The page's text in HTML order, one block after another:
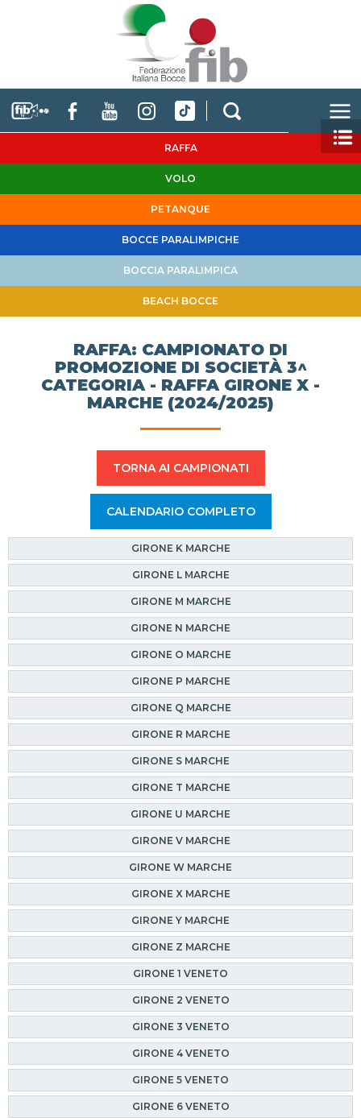
RAFFA
VOLO
PETANQUE
BOCCE PARALIMPICHE
BOCCIA PARALIMPICA
BEACH BOCCE
RAFFA: CAMPIONATO DI
PROMOZIONE DI SOCIETÀ 3^
CATEGORIA - RAFFA GIRONE X -
MARCHE (2024/2025)
TORNA AI CAMPIONATI
CALENDARIO COMPLETO
GIRONE K MARCHE
GIRONE L MARCHE
GIRONE M MARCHE
GIRONE N MARCHE
GIRONE O MARCHE
GIRONE P MARCHE
GIRONE Q MARCHE
GIRONE R MARCHE
GIRONE S MARCHE
GIRONE T MARCHE
GIRONE U MARCHE
GIRONE V MARCHE
GIRONE W MARCHE
GIRONE X MARCHE
GIRONE Y MARCHE
GIRONE Z MARCHE
GIRONE 1 VENETO
GIRONE 2 VENETO
GIRONE 3 VENETO
GIRONE 4 VENETO
GIRONE 5 VENETO
GIRONE 6 VENETO